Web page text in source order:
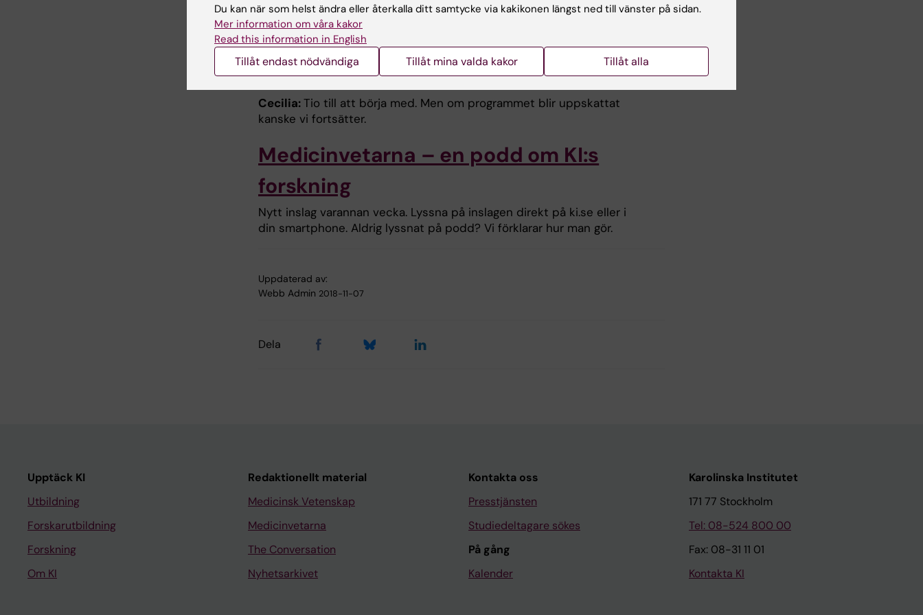
forskning kan bidra med, hur den går till, vad man vet och inte vet.
Man ska inte behöva kunna något särskilt för att lyssna och hänga
med.
Hur många avsnitt är planerade?
Cecilia:Tio till att börja med. Men om programmet blir uppskattat
kanske vi fortsätter.
Medicinvetarna – en podd om KI:s
forskning
Nytt inslag varannan vecka. Lyssna på inslagen direkt på ki.se eller i
din smartphone. Aldrig lyssnat på podd? Vi förklarar hur man gör.
Uppdaterad av:
Webb Admin 2018-11-07
Dela
Upptäck KI
Utbildning
Forskarutbildning
Forskning
Om KI
Redaktionellt material
Medicinsk Vetenskap
Medicinvetarna
The Conversation
Nyhetsarkivet
Kontakta oss
Presstjänsten
Studiedeltagare sökes
På gång
Kalender
Karolinska Institutet
171 77 Stockholm
Tel: 08-524 800 00
Fax: 08-31 11 01
Kontakta KI
Du kan när som helst ändra eller återkalla ditt samtycke via kakikonen längst ned till vänster på sidan.
Mer information om våra kakor
Read this information in English
Tillåt endast nödvändiga Tillåt mina valda kakor Tillåt alla